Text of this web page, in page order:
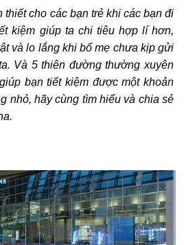
thiết cho các bạn trẻ khi các bạn đi
kiệm giúp ta chi tiêu hợp lí hơn,
và lo lắng khi bố mẹ chưa kịp gửi
Và 5 thiên đường thường xuyên
bạn tiết kiệm được một khoản
nhỏ, hãy cùng tìm hiểu và chia sẻ